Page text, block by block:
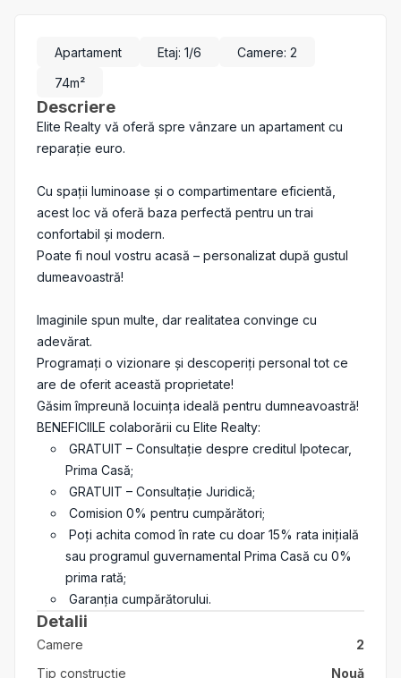
Apartament Etaj: 1/6 Camere: 2
74m²
Descriere
Elite Realty vă oferă spre vânzare un apartament cu
reparație euro.
Cu spații luminoase și o compartimentare eficientă,
acest loc vă oferă baza perfectă pentru un trai
confortabil și modern.
Poate fi noul vostru acasă – personalizat după gustul
dumeavoastră!
Imaginile spun multe, dar realitatea convinge cu
adevărat.
Programați o vizionare și descoperiți personal tot ce
are de oferit această proprietate!
Găsim împreună locuința ideală pentru dumneavoastră!
BENEFICIILE colaborării cu Elite Realty:
GRATUIT – Consultație despre creditul Ipotecar,
Prima Casă;
GRATUIT – Consultație Juridică;
Comision 0% pentru cumpărători;
Poți achita comod în rate cu doar 15% rata inițială
sau programul guvernamental Prima Casă cu 0%
prima rată;
Garanția cumpărătorului.
Detalii
Camere
2
Tip construcție
Nouă